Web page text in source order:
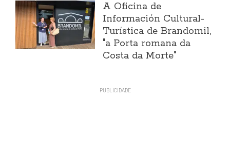
A Oficina de
Información Cultural-
Turística de Brandomil,
"a Porta romana da
Costa da Morte"